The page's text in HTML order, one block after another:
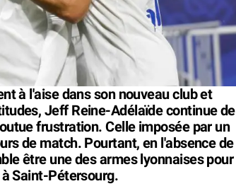
à l'aise dans son nouveau club et
Jeff Reine-Adélaïde continue de
frustration. Celle imposée par un
de match. Pourtant, en l'absence de
être une des armes lyonnaises pour
Saint-Pétersourg.